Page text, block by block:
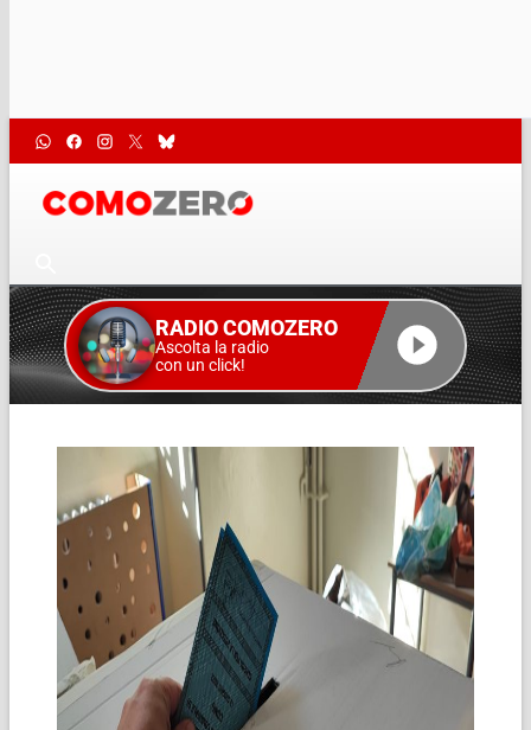
RADIO COMOZERO
Ascolta la radio
con un click!